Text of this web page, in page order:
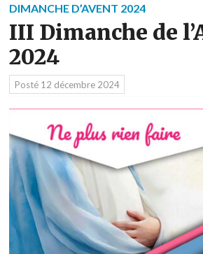
News
Ressources
Media
DIMANCHE D’AVENT 2024
III Dimanche de
2024
Posté 12 décembre 2024